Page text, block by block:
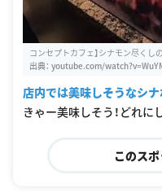
コンセプトカフェ】シナモン尽く
出典： youtube.com/
店内では美味しそうなシ
きゃー美味しそう！どれに
このス